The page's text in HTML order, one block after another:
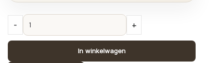
Walls
- +
In winkelwagen